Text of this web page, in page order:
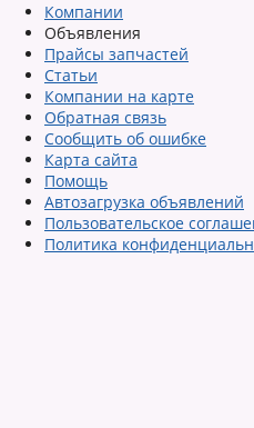
Компании
Объявления
Прайсы запчастей
Статьи
Компании на карте
Обратная связь
Сообщить об ошибке
Карта сайта
Помощь
Автозагрузка объявлений
Пользовательское
Политика